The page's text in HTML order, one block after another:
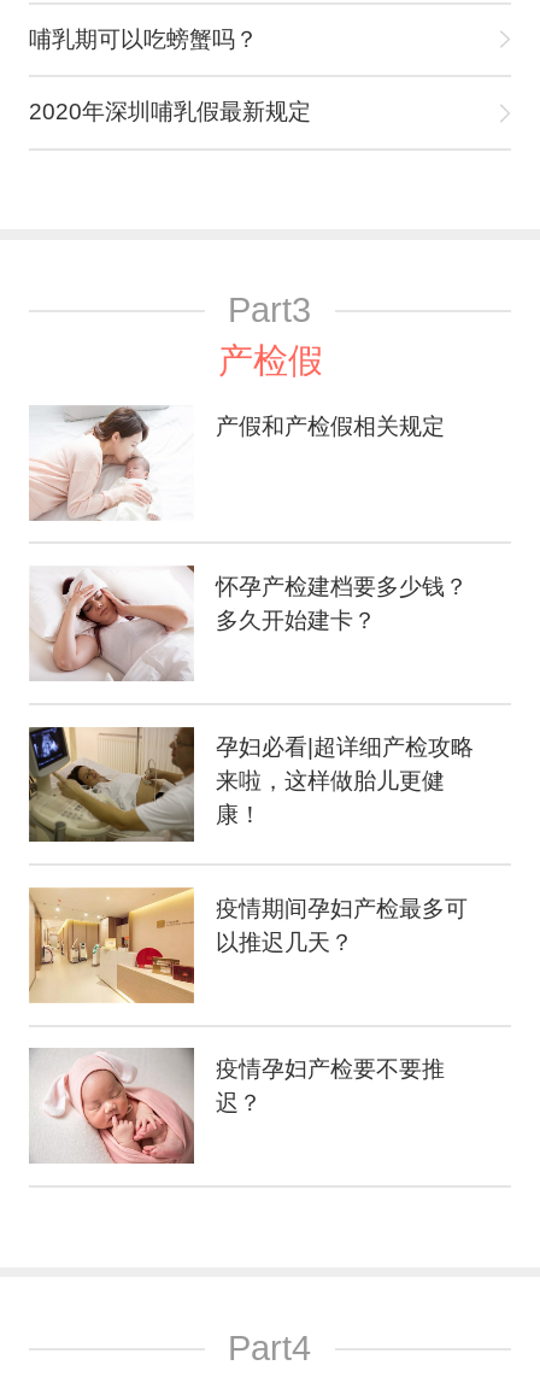
哺乳期可以吃螃蟹吗？
2020年深圳哺乳假最新规定
Part3
产检假
产假和产检假相关规定
怀孕产检建档要多少钱？
多久开始建卡？
孕妇必看|超详细产检攻略
来啦，这样做胎儿更健
康！
疫情期间孕妇产检最多可
以推迟几天？
疫情孕妇产检要不要推
迟？
Part4